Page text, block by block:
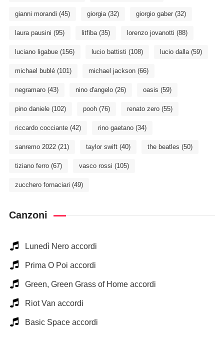
gianni morandi (45) giorgia(32) giorgio gaber(32)
laura pausini (95) litfiba(35) lorenzo jovanotti (88)
luciano ligabue(156) lucio battisti (108) lucio dalla(59)
michael bublé(101) michael jackson(66)
negramaro(43) nino d'angelo(26) oasis (59)
pino daniele(102) pooh(76) renato zero(55)
riccardo cocciante(42) rino gaetano(34)
sanremo 2022(21) taylor swift(40) the beatles (50)
tiziano ferro(67) vasco rossi (105)
zucchero fornaciari (49)
Canzoni
Lunedì Nero accordi
Prima O Poi accordi
Green, Green Grass of Home accordi
Riot Van accordi
Basic Space accordi